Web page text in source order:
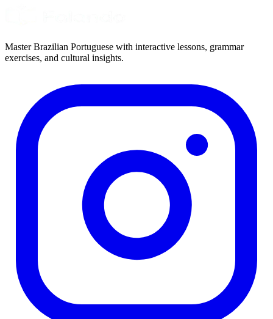
Master Brazilian Portuguese with interactive lessons, grammar
exercises, and cultural insights.